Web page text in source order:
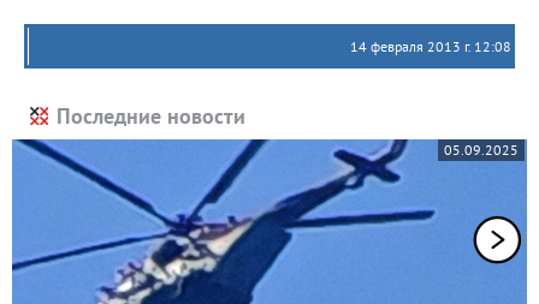
14 февраля 2013 г. 12:08
Последние новости
05.09.2025